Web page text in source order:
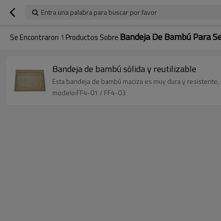
Entra una palabra para buscar por favor
Se Encontraron 1 Productos Sobre Bandeja De Bambú Para
Bandeja de bambú sólida y reutilizable
Esta bandeja de bambú maciza es muy dura y
modelo:FF4-01 / FF4-03